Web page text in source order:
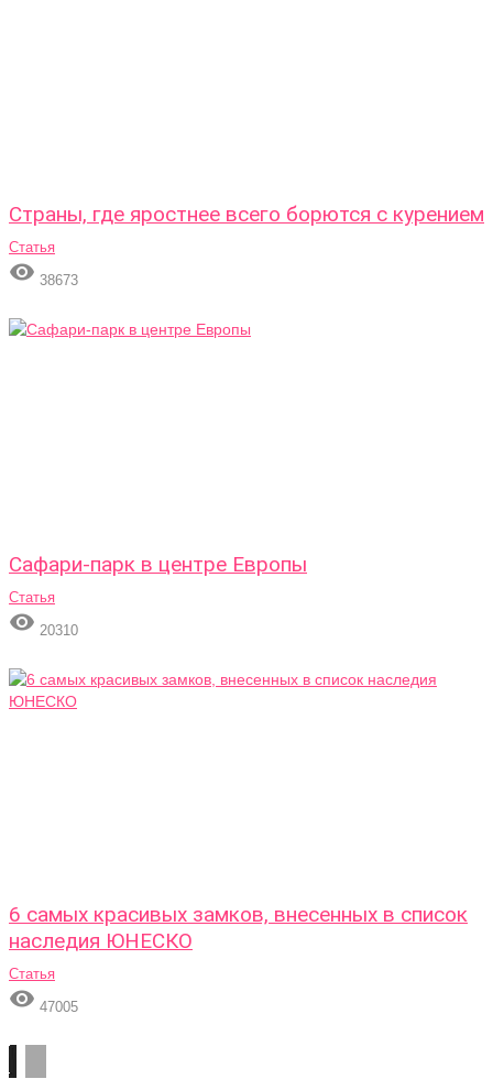
Страны, где яростнее всего борются с курением
Статья
 38673
Сафари-парк в центре Европы
Статья
 20310
6 самых красивых замков, внесенных в список
наследия ЮНЕСКО
Статья
 47005